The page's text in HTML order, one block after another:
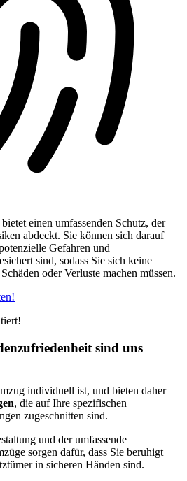
einen umfassenden Schutz, der
abdeckt. Sie können sich darauf
Gefahren und
sind, sodass Sie sich keine
oder Verluste machen müssen.
sind uns
individuell ist, und bieten daher
, die auf Ihre spezifischen
zugeschnitten sind.
und der umfassende
sorgen dafür, dass Sie beruhigt
in sicheren Händen sind.